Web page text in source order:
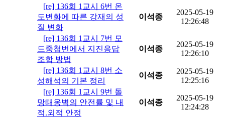
[re] 136회 1교시 6번 온
도변화에 따른 강재의 성
질 변화
이석종
2025-05-19
12:26:48
[re] 136회 1교시 7번 모
드중첩번에서 지진응답
조합 방법
이석종
2025-05-19
12:26:10
[re] 136회 1교시 8번 소
성해석의 기본 정리
이석종
2025-05-19
12:25:16
[re] 136회 1교시 9번 돌
망태옹벽의 안전률 및 내
적.외적 안정
이석종
2025-05-19
12:24:28